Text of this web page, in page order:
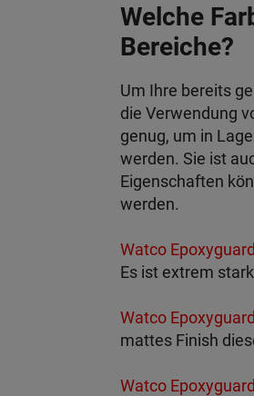
Welche
Bereiche?
Um Ihre bereits
die Verwendung
genug, um in
werden. Sie ist
Eigenschaften
werden.
Watco
Es ist extrem
Watco
mattes Finish
Watco